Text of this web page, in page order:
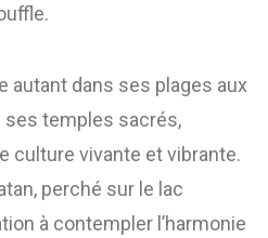
autant dans ses plages aux
ses temples sacrés,
culture vivante et vibrante.
perché sur le lac
à contempler l’harmonie